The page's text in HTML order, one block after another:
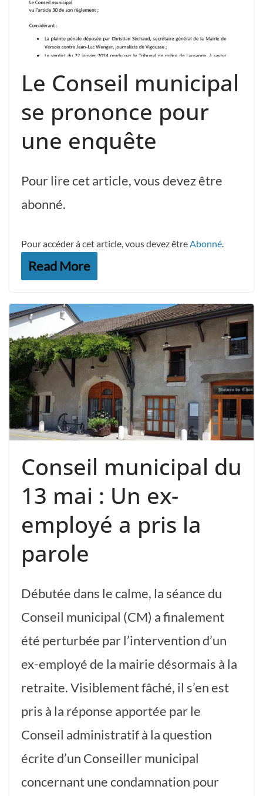
Le Conseil municipal
se prononce pour
une enquête
Pour lire cet article, vous devez être
abonné.
Pour accéder à cet article, vous devez êtreAbonné.
Read More
Conseil municipal du
13 mai : Un ex-
employé a pris la
parole
Débutée dans le calme, la séance du
Conseil municipal (CM) a finalement
été perturbée par l’intervention d’un
ex-employé de la mairie désormais à la
retraite. Visiblement fâché, il s’en est
pris à la réponse apportée par le
Conseil administratif à la question
écrite d’un Conseiller municipal
concernant une condamnation pour